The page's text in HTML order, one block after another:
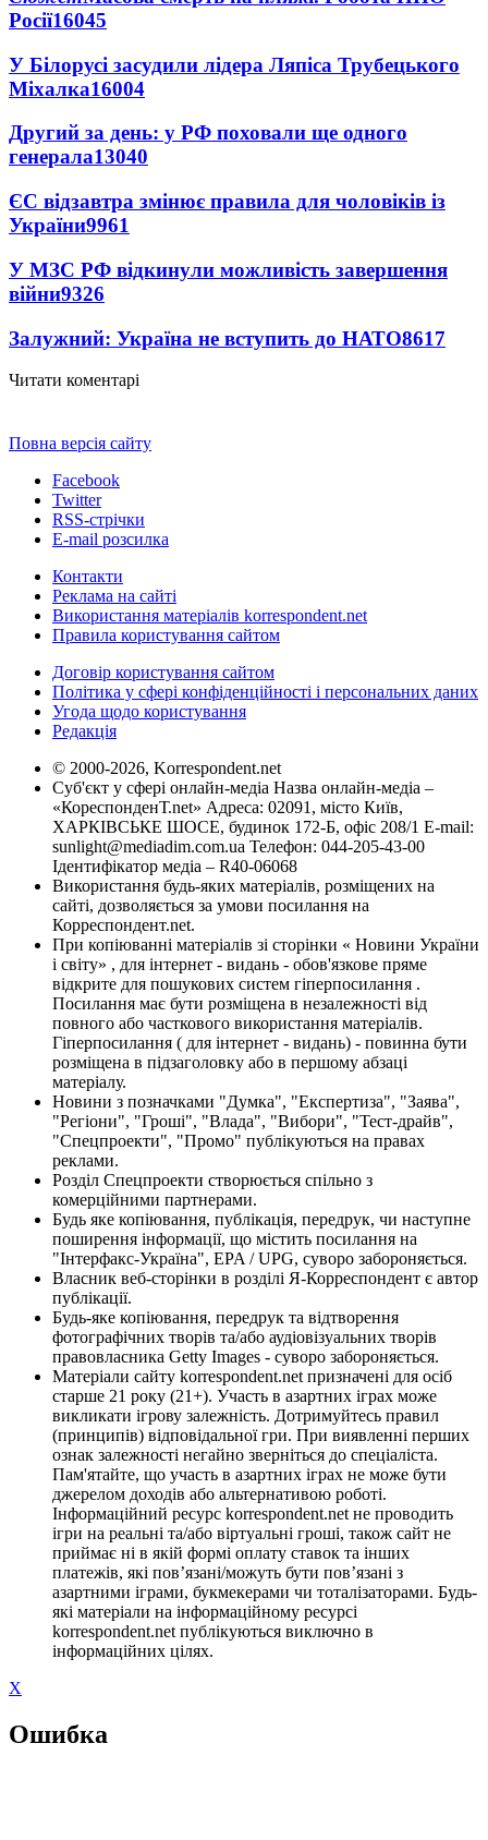
Росії16045
У Білорусі засудили лідера Ляпіса Трубецького
Міхалка16004
Другий за день: у РФ поховали ще одного
генерала13040
ЄС відзавтра змінює правила для чоловіків із
України9961
У МЗС РФ відкинули можливість завершення
війни9326
Залужний: Україна не вступить до НАТО8617
Читати коментарі
Повна версія сайту
Facebook
Twitter
RSS-стрічки
E-mail розсилка
Контакти
Реклама на сайті
Використання матеріалів korrespondent.net
Правила користування сайтом
Договір користування сайтом
Політика у сфері конфіденційності і персональних даних
Угода щодо користування
Редакція
© 2000-2026, Korrespondent.net
Суб'єкт у сфері онлайн-медіа Назва онлайн-медіа –
«КореспонденТ.net» Адреса: 02091, місто Київ,
ХАРКІВСЬКЕ ШОСЕ, будинок 172-Б, офіс 208/1 E-mail:
sunlight@mediadim.com.ua Телефон: 044-205-43-00
Ідентифікатор медіа – R40-06068
Використання будь-яких матеріалів, розміщених на
сайті, дозволяється за умови посилання на
Корреспондент.net.
При копіюванні матеріалів зі сторінки « Новини України
і світу» , для інтернет - видань - обов'язкове пряме
відкрите для пошукових систем гіперпосилання .
Посилання має бути розміщена в незалежності від
повного або часткового використання матеріалів.
Гіперпосилання ( для інтернет - видань) - повинна бути
розміщена в підзаголовку або в першому абзаці
матеріалу.
Новини з позначками "Думка", "Експертиза", "Заява",
"Регіони", "Гроші", "Влада", "Вибори", "Тест-драйв",
"Спецпроекти", "Промо" публікуються на правах
реклами.
Розділ Спецпроекти створюється спільно з
комерційними партнерами.
Будь яке копіювання, публікація, передрук, чи наступне
поширення інформації, що містить посилання на
"Інтерфакс-Україна", EPA / UPG, суворо забороняється.
Власник веб-сторінки в розділі Я-Корреспондент є автор
публікації.
Будь-яке копіювання, передрук та відтворення
фотографічних творів та/або аудіовізуальних творів
правовласника Getty Images - суворо забороняється.
Матеріали сайту korrespondent.net призначені для осіб
старше 21 року (21+). Участь в азартних іграх може
викликати ігрову залежність. Дотримуйтесь правил
(принципів) відповідальної гри. При виявленні перших
ознак залежності негайно зверніться до спеціаліста.
Пам'ятайте, що участь в азартних іграх не може бути
джерелом доходів або альтернативою роботі.
Інформаційний ресурс korrespondent.net не проводить
ігри на реальні та/або віртуальні гроші, також сайт не
приймає ні в якій формі оплату ставок та інших
платежів, які пов’язані/можуть бути пов’язані з
азартними іграми, букмекерами чи тоталізаторами. Будь-
які матеріали на інформаційному ресурсі
korrespondent.net публікуються виключно в
інформаційних цілях.
X
Ошибка